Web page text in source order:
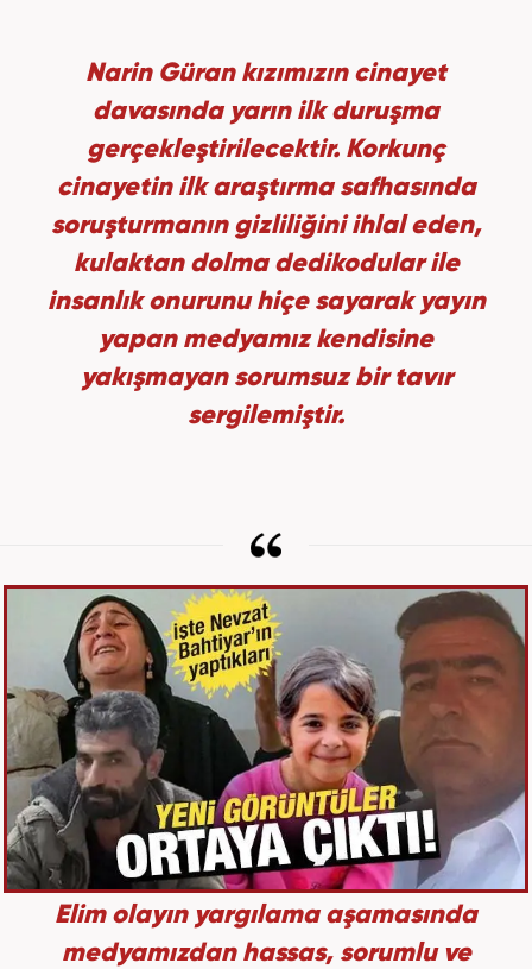
Narin Güran kızımızın cinayet
davasında yarın ilk duruşma
gerçekleştirilecektir. Korkunç
cinayetin ilk araştırma safhasında
soruşturmanın gizliliğini ihlal eden,
kulaktan dolma dedikodular ile
insanlık onurunu hiçe sayarak yayın
yapan medyamız kendisine
yakışmayan sorumsuz bir tavır
sergilemiştir.
Elim olayın yargılama aşamasında
medyamızdan hassas, sorumlu ve